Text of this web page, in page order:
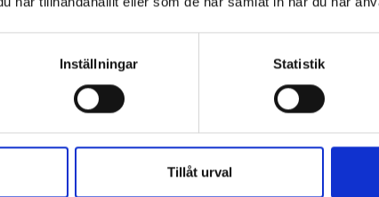
Inställningar Statistik
Tillåt urval
spolar ledningar och avlopp samtidigt som
Tack vare
på vattentanken från flera gånger om dagen till
arbetet, minskar transportsträckor för att
genomgått en fördjupad
i praktiken. Utbildningen genomfördes förra
användning och hur den nya tekniken bäst